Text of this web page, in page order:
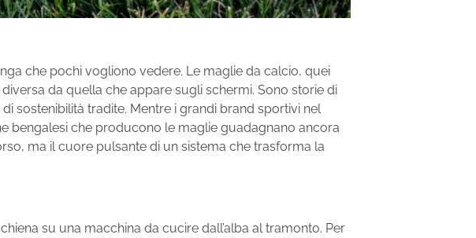
che pochi vogliono vedere. Le maglie da calcio, quei
da quella che appare sugli schermi. Sono storie di
sostenibilità tradite. Mentre i grandi brand sportivi nel
bengalesi che producono le maglie guadagnano ancora
ma il cuore pulsante di un sistema che trasforma la
su una macchina da cucire dall’alba al tramonto. Per